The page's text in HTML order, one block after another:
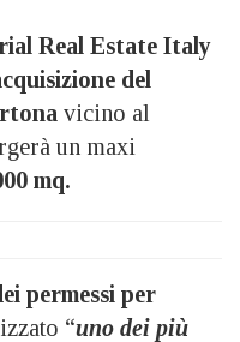
Real Estate Italy
del
vicino al
un maxi
mq.
permessi per
“uno dei più